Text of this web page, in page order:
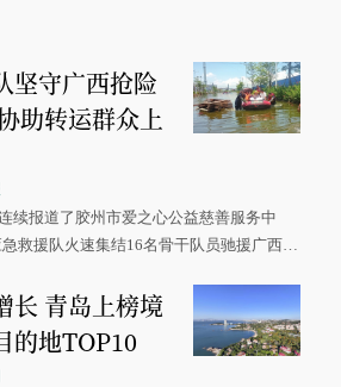
坚守广西抢险
助转运群众上
续报道了胶州市爱之心公益慈善服务中
救援队火速集结16名骨干队员驰援广西灾
长 青岛上榜境
的地TOP10